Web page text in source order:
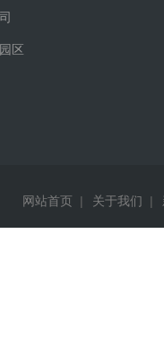
区
网站首页 | 关于我们 |